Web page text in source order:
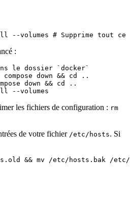
--volumes # Supprime tout
:
le dossier `docker`
down && cd
down && cd
--volumes
les fichiers de configuration : rm
de votre fichier /etc/hosts. Si
&&